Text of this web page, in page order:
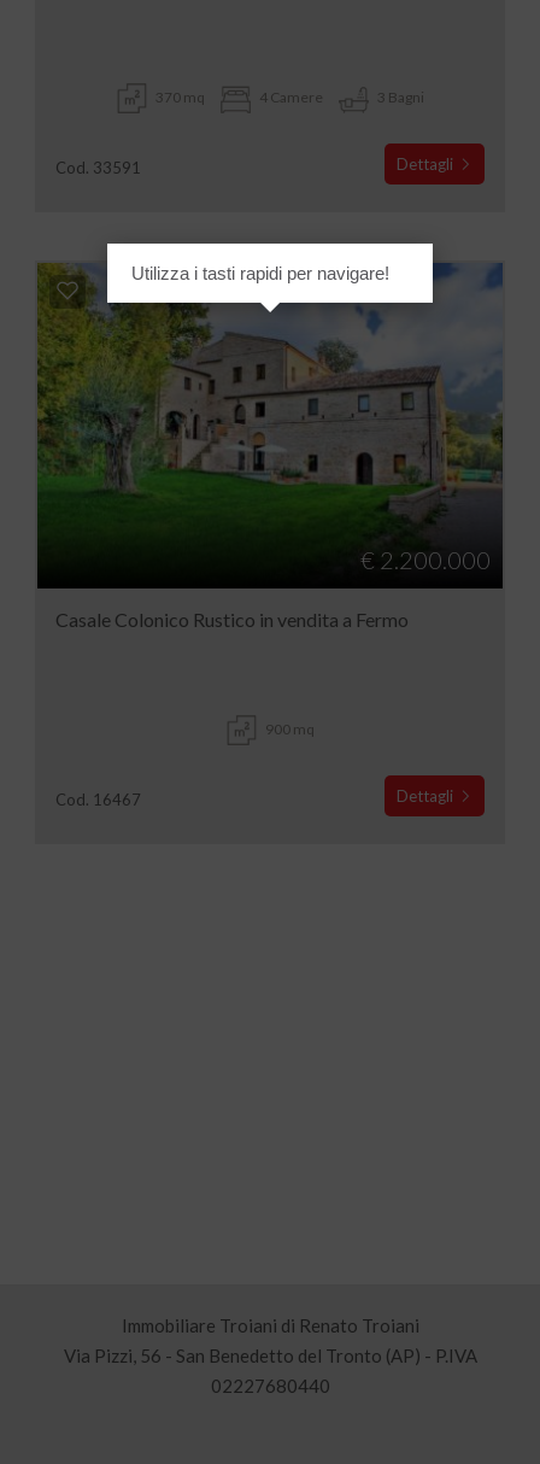
370 mq 4 Camere 3 Bagni
Cod. 33591 Dettagli
€ 2.200.000
Casale Colonico Rustico in vendita a Fermo
900 mq
Cod. 16467 Dettagli
Immobiliare Troiani di Renato Troiani
Via Pizzi, 56 - San Benedetto del Tronto (AP) - P.IVA
02227680440
Utilizza i tasti rapidi per navigare!